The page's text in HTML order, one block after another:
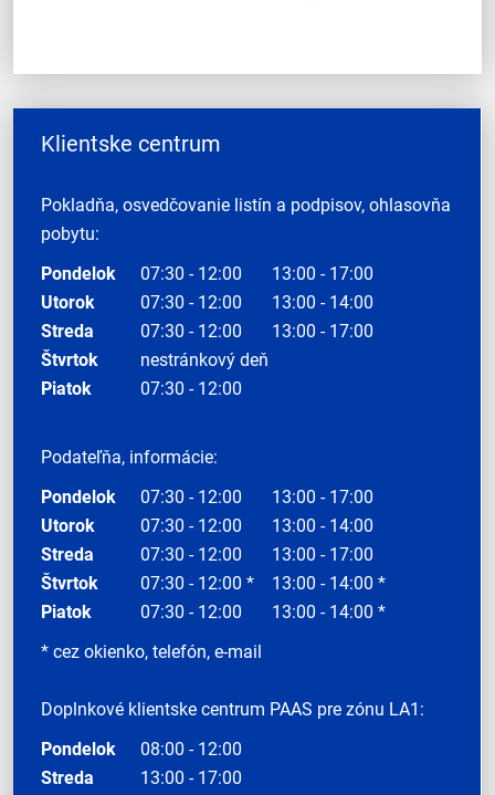
Klientske centrum
Pokladňa, osvedčovanie listín a podpisov, ohlasovňa
pobytu:
Pondelok
07:30 - 12:00
13:00 - 17:00
Utorok
07:30 - 12:00
13:00 - 14:00
Streda
07:30 - 12:00
13:00 - 17:00
Štvrtok
nestránkový deň
Piatok
07:30 - 12:00
Podateľňa, informácie:
Pondelok
07:30 - 12:00
13:00 - 17:00
Utorok
07:30 - 12:00
13:00 - 14:00
Streda
07:30 - 12:00
13:00 - 17:00
Štvrtok
07:30 - 12:00 *
13:00 - 14:00 *
Piatok
07:30 - 12:00
13:00 - 14:00 *
* cez okienko, telefón, e-mail
Doplnkové klientske centrum PAAS pre zónu LA1:
Pondelok
08:00 - 12:00
Streda
13:00 - 17:00